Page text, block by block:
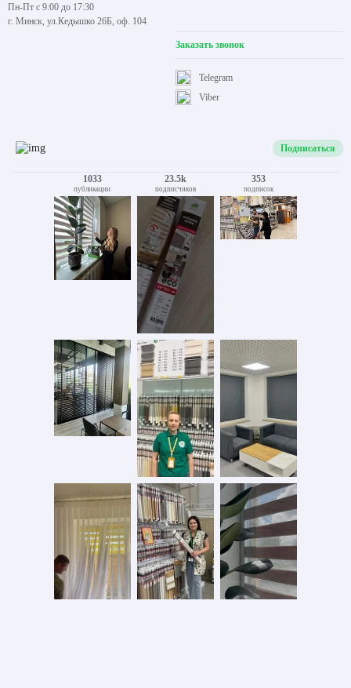
Пн-Пт с 9:00 до 17:30
г. Минск, ул.Кедышко 26Б, оф. 104
Заказать звонок
Viber
Telegram
Подписаться
1033
публикации
23.5k
подписчиков
353
подписок